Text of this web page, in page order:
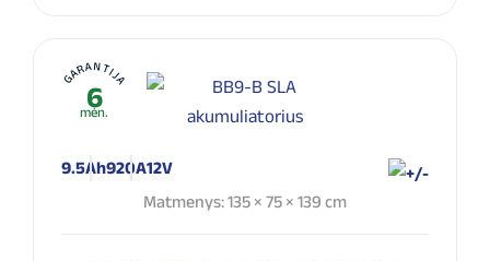
GARANTIJA
6
mėn.
9.5Ah920A12V
Matmenys: 135 × 75 × 139 cm